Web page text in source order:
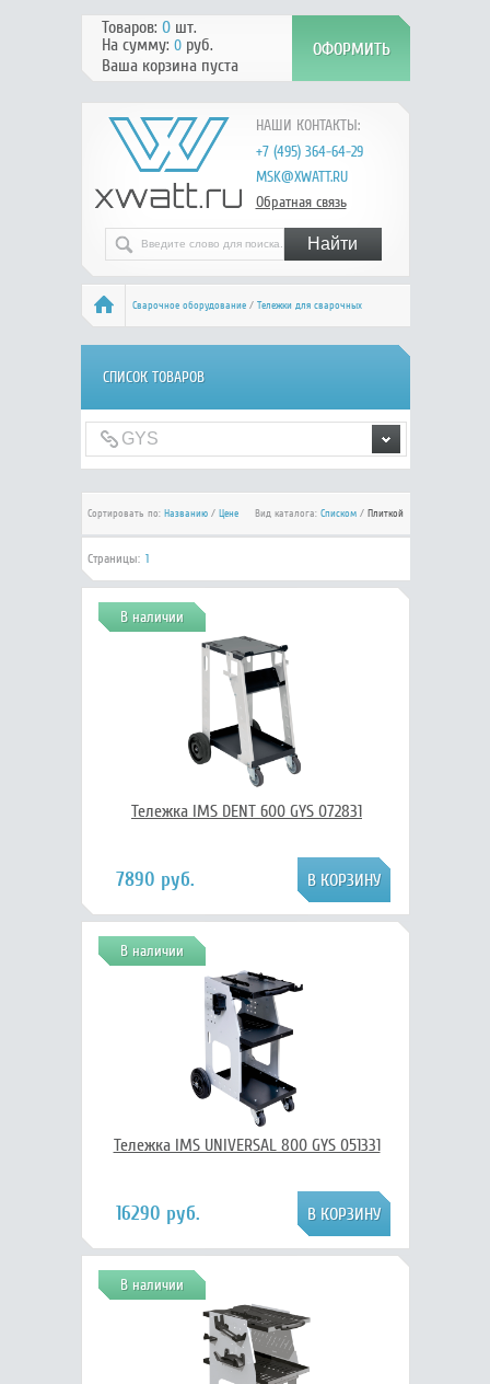
НАШИ КОНТАКТЫ:
+7 (495) 364-64-29
MSK@XWATT.RU
Обратная связь
Товаров: 0шт.
На сумму: 0руб.
Ваша корзина пуста
Сварочное оборудование/ Тележки для сварочных
аппаратов/ GYS
СПИСОК ТОВАРОВ
Сортировать по: Названию/ Цене Вид каталога: Списком/ Плиткой
Страницы: 1
В наличии
Тележка IMS DENT 600 GYS 072831
7890 руб.
В наличии
Тележка IMS UNIVERSAL 800 GYS 051331
16290 руб.
В наличии